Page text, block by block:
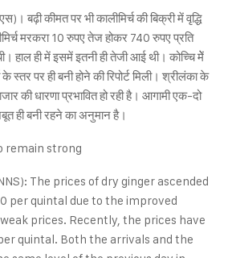
बढ़ी कीमत पर भी कालीमिर्च की बिक्री में वृद्धि
मरकरा 10 रुपए तेज होकर 740 रुपए प्रति
हाल ही में इसमें इतनी ही तेजी आई थी। कोच्चि मेें
पर ही बनी होने की रिपोर्ट मिली। श्रीलंका के
की धारणा प्रभावित हो रही है। आगामी एक-दो
ही बनी रहने का अनुमान है।
remain strong
The prices of dry ginger ascended
per quintal due to the improved
prices. Recently, the prices have
quintal. Both the arrivals and the